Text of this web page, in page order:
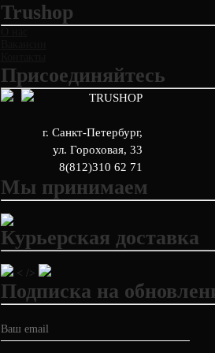
Trushop
Присоединяйтесь
TRUSHOP
г. Санкт-Петербург,
ул. Гороховая, 33
8(812)310 62 71
Мы принимаем
Курьерская доставка
< />
Подписка на